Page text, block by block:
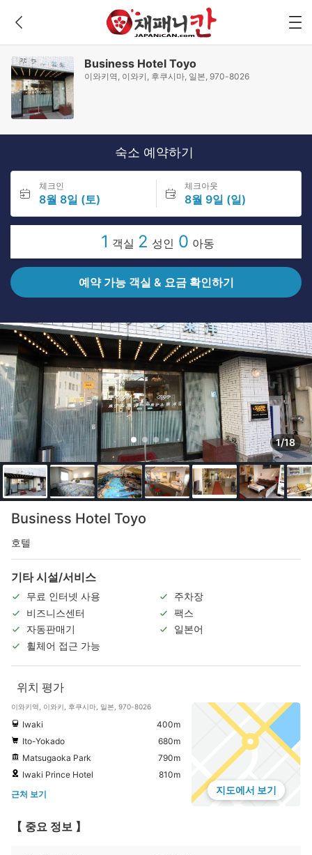
Business Hotel Toyo
이와키역, 이와키, 후쿠시마, 일본, 970-8026
숙소 예약하기
체크인
8월 8일 (토)
체크아웃
8월 9일 (일)
1 객실 2 성인 0 아동
예약 가능 객실 & 요금 확인하기
1/18
Business Hotel Toyo
호텔
기타 시설/서비스
무료 인터넷 사용
주차장
비즈니스센터
팩스
자동판매기
일본어
휠체어 접근 가능
위치 평가
이와키역, 이와키, 후쿠시마, 일본, 970-8026
Iwaki
400m
Ito-Yokado
680m
Matsugaoka Park
790m
Iwaki Prince Hotel
810m
근처 보기
지도에서 보기
【 중요 정보 】